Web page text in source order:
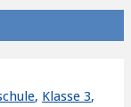
, Klasse 3,